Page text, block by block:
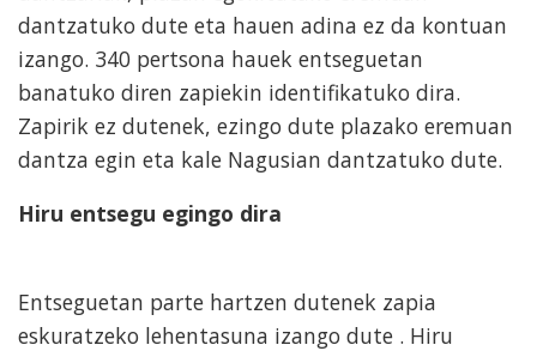
dantzatuko dute eta hauen adina ez da kontuan
izango. 340 pertsona hauek entseguetan
banatuko diren zapiekin identifikatuko dira.
Zapirik ez dutenek, ezingo dute plazako eremuan
dantza egin eta kale Nagusian dantzatuko dute.
Hiru entsegu egingo dira
Entseguetan parte hartzen dutenek zapia
eskuratzeko lehentasuna izango dute . Hiru